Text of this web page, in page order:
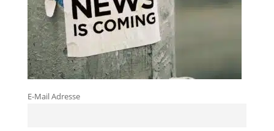
E-Mail Adresse